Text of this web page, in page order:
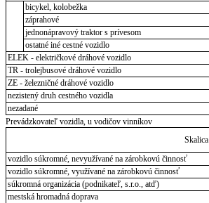
bicykel, kolobežka
záprahové
jednonápravový traktor s prívesom
ostatné iné cestné vozidlo
ELEK - električkové dráhové vozidlo
TR - trolejbusové dráhové vozidlo
ZE - železničné dráhové vozidlo
nezistený druh cestného vozidla
nezadané
Prevádzkovateľ vozidla, u vodičov vinníkov
Skalica
vozidlo súkromné, nevyužívané na zárobkovú činnosť
vozidlo súkromné, využívané na zárobkovú činnosť
súkromná organizácia (podnikateľ, s.r.o., atď)
mestská hromadná doprava